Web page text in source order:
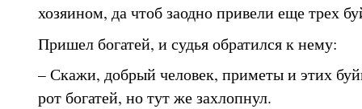
хозяином, да чтоб заодно привели еще трех
Пришел богатей, и судья обратился к нему:
– Скажи, добрый человек, приметы и этих
рот богатей, но тут же захлопнул.